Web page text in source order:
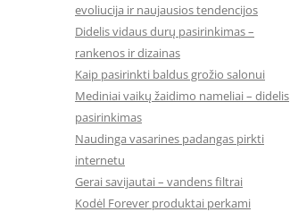
evoliucija ir naujausios tendencijos
Didelis vidaus durų pasirinkimas –
rankenos ir dizainas
Kaip pasirinkti baldus grožio salonui
Mediniai vaikų žaidimo nameliai – didelis
pasirinkimas
Naudinga vasarines padangas pirkti
internetu
Gerai savijautai – vandens filtrai
Kodėl Forever produktai perkami